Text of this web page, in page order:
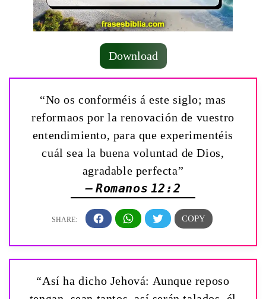
Download
“No os conforméis á este siglo; mas
reformaos por la renovación de vuestro
entendimiento, para que experimentéis
cuál sea la buena voluntad de Dios,
agradable perfecta”
— Romanos 12:2
“Así ha dicho Jehová: Aunque reposo